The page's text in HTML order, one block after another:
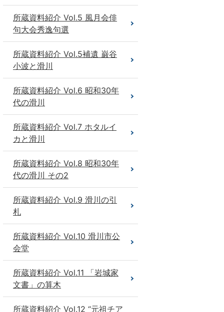
所蔵資料紹介 Vol.5 風月会俳
句大会秀逸句選
所蔵資料紹介 Vol.5補遺 巌谷
小波と滑川
所蔵資料紹介 Vol.6 昭和30年
代の滑川
所蔵資料紹介 Vol.7 ホタルイ
カと滑川
所蔵資料紹介 Vol.8 昭和30年
代の滑川 その2
所蔵資料紹介 Vol.9 滑川の引
札
所蔵資料紹介 Vol.10 滑川市公
会堂
所蔵資料紹介 Vol.11 「岩城家
文書」の算木
所蔵資料紹介 Vol.12 “元祖チア